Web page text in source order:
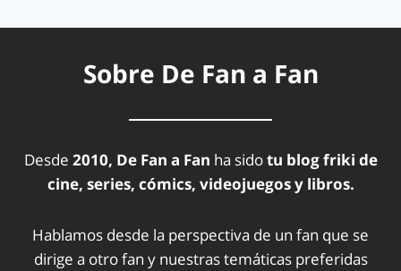
Sobre De Fan a Fan
Desde 2010, De Fan a Fan ha sidotu blog friki de
cine, series, cómics, videojuegos y libros.
Hablamos desde la perspectiva de un fan que se
dirige a otro fan y nuestras temáticas preferidas